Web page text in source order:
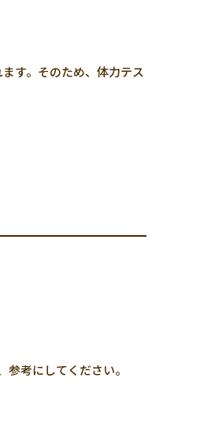
す。そのため、体力テス
考にしてください。